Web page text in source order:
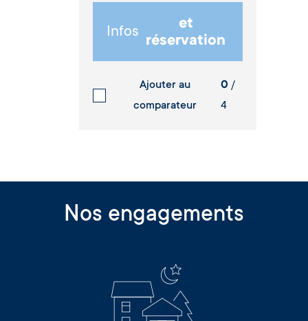
Infos
et
réservation
Ajouter au
comparateur
0 /
4
Nos engagements